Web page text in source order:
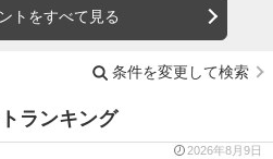
トをすべて見る
条件を変更して検索
ランキング
2026年8月9日